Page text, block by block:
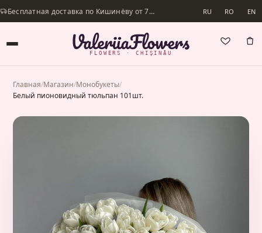
Бесплатная доставка по Кишинёву от 700 lei · Доставим в день заказа RU RO EN
FLOWERS · CHIȘINĂU
Главная/Магазин/Монобукеты/
Белый пионовидный тюльпан 101шт.